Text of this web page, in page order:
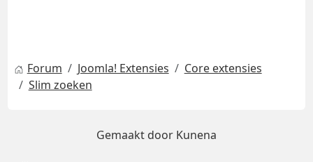
Forum Joomla! Extensies
Core extensies
Slim zoeken
Gemaakt door Kunena